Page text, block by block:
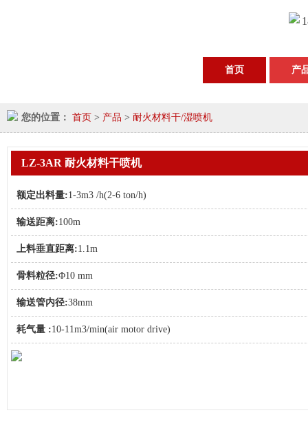
首页 产
您的位置： 首页 > 产品 > 耐火材料干/湿喷机
LZ-3AR 耐火材料干喷机
额定出料量:1-3m3 /h(2-6 ton/h)
输送距离:100m
上料垂直距离:1.1m
骨料粒径:Φ10 mm
输送管内径:38mm
耗气量 :10-11m3/min(air motor drive)